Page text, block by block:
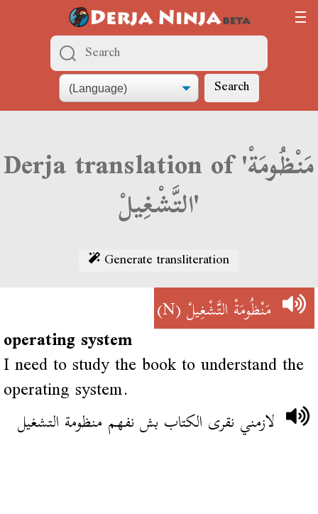
Search
Derja translation of 'مَنْظُومَةْ
التَّشْغِيلْ'
Generate transliteration
مَنْظُومَةْ التَّشْغِيلْ(N)
operating system
I need to study the book to understand the
operating system.
لازمني نقرى الكتاب بش نفهم منظومة التشغيل